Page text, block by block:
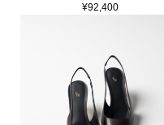
¥92,400